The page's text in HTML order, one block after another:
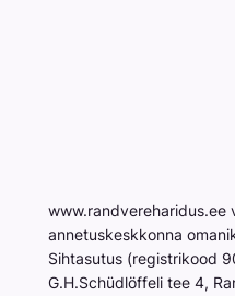
www.randvereharidus.ee
annetuskeskkonna
Sihtasutus (registrikood
G.H.Schüdlöffeli tee 4,